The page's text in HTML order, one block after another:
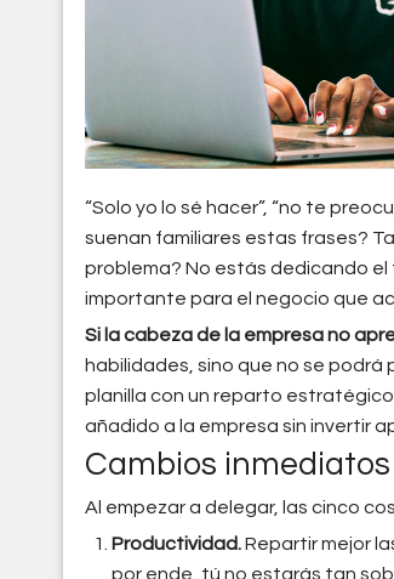
“Solo yo lo sé hacer”, “no te
suenan familiares estas frases?
problema? No estás dedicando
importante para el negocio que
Si la cabeza de la empresa no
habilidades, sino que no se
planilla con un reparto
añadido a la empresa sin invertir
Cambios inmediatos
Al empezar a delegar, las cinco
Productividad.Repartir mejor
por ende, tú no estarás tan